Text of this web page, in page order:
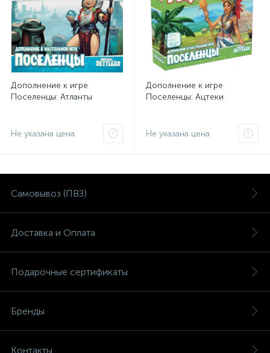
Дополнение к игре
Поселенцы: Атланты
Не указана цена
Дополнение к игре
Поселенцы: Ацтеки
Не указана цена
Самовывоз (ПВЗ)
Доставка и Оплата
Подарочные сертификаты
Бренды
Контакты